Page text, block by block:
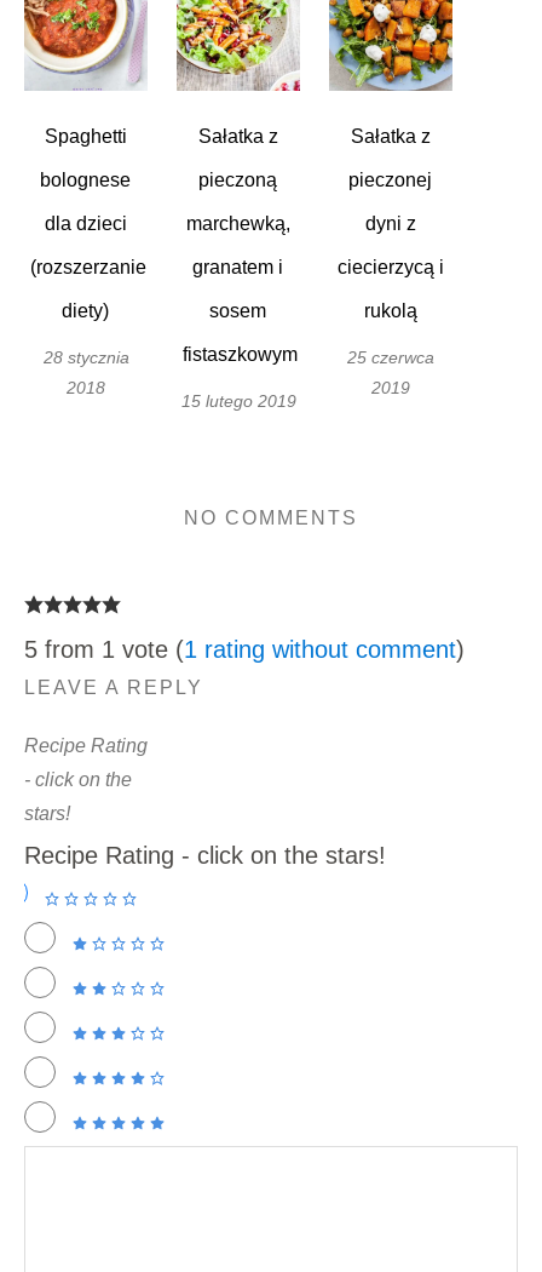
Spaghetti
bolognese
dla dzieci
(rozszerzanie
diety)
28 stycznia
2018
Sałatka z
pieczoną
marchewką,
granatem i
sosem
fistaszkowym
15 lutego 2019
Sałatka z
pieczonej
dyni z
ciecierzycą i
rukolą
25 czerwca
2019
NO COMMENTS
5 from 1 vote (1 rating without comment)
LEAVE A REPLY
Recipe Rating
- click on the
stars!
Recipe Rating - click on the stars!